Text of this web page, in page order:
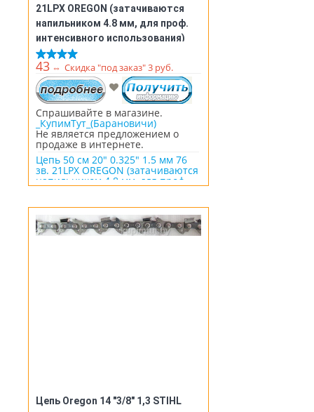
21LPX OREGON (затачиваются
напильником 4.8 мм, для проф.
интенсивного использования)
(21LPX076E)
43 ⇔ Скидка "под заказ" 3 руб.
Спрашивайте в магазине.
_КупимТут_(Барановичи)
Не является предложением о
продаже в интернете.
Цепь 50 см 20" 0.325" 1.5 мм 76
зв. 21LPX OREGON (затачиваются
напильником 4.8 мм, для проф.
Цепь Oregon 14 "3/8" 1,3 STIHL